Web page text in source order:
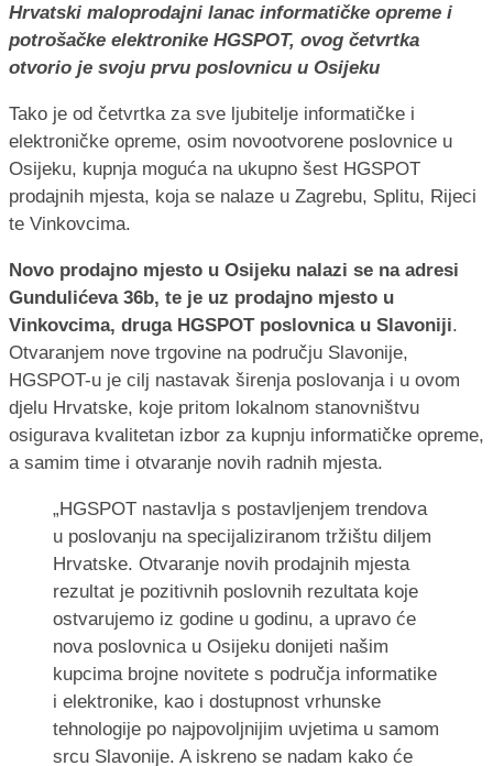
Hrvatski maloprodajni lanac informatičke opreme i
potrošačke elektronike HGSPOT, ovog četvrtka
otvorio je svoju prvu poslovnicu u Osijeku
Tako je od četvrtka za sve ljubitelje informatičke i
elektroničke opreme, osim novootvorene poslovnice u
Osijeku, kupnja moguća na ukupno šest HGSPOT
prodajnih mjesta, koja se nalaze u Zagrebu, Splitu, Rijeci
te Vinkovcima.
Novo prodajno mjesto u Osijeku nalazi se na adresi
Gundulićeva 36b, te je uz prodajno mjesto u
Vinkovcima, druga HGSPOT poslovnica u Slavoniji.
Otvaranjem nove trgovine na području Slavonije,
HGSPOT-u je cilj nastavak širenja poslovanja i u ovom
djelu Hrvatske, koje pritom lokalnom stanovništvu
osigurava kvalitetan izbor za kupnju informatičke opreme,
a samim time i otvaranje novih radnih mjesta.
„HGSPOT nastavlja s postavljenjem trendova
u poslovanju na specijaliziranom tržištu diljem
Hrvatske. Otvaranje novih prodajnih mjesta
rezultat je pozitivnih poslovnih rezultata koje
ostvarujemo iz godine u godinu, a upravo će
nova poslovnica u Osijeku donijeti našim
kupcima brojne novitete s područja informatike
i elektronike, kao i dostupnost vrhunske
tehnologije po najpovoljnijim uvjetima u samom
srcu Slavonije. A iskreno se nadam kako će